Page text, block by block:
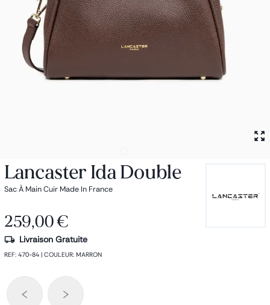
Porte monnaie
Bagagerie
Bagages
Accessoires
Sac de voyage
Nos conseils
Lancaster Ida Double
Sac À Main Cuir Made In France
259,00 €
Livraison Gratuite
REF: 470-84 | COULEUR: MARRON